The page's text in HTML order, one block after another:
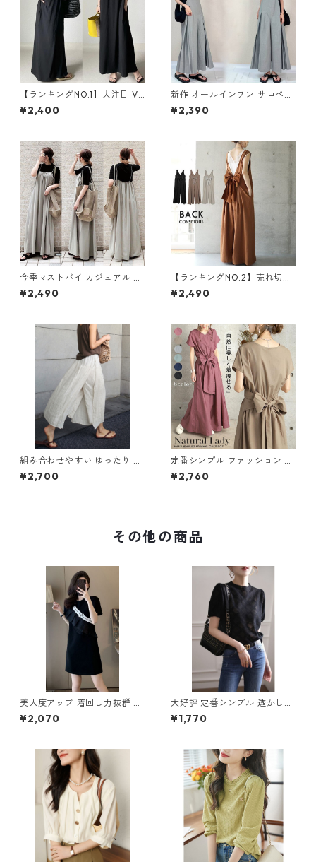
【ランキングNO.1】大注目 V
ネック ノースリーブ ワンピー
ス m-738
¥2,400
新作 オールインワン サロペッ
トパンツ m-462
¥2,390
今季マストバイ カジュアル ゆ
ったりキャミワンピース m-4
65
¥2,490
【ランキングNO.2】売れ切れ
必至 バックリボン4色展開 オ
ールインワン m-385
¥2,490
組み合わせやすい ゆったり キ
ュロットスカート パンツ m-7
63
¥2,700
定番シンプル ファッション 半
袖 バックリボン 6色展開ワン
ピース m-734
¥2,760
その他の商品
美人度アップ 着回し力抜群 エ
レガント 切り替え ワンピース
m-262
¥2,070
大好評 定番シンプル 透かし彫
り 半袖Tシャツ m-253
¥1,770